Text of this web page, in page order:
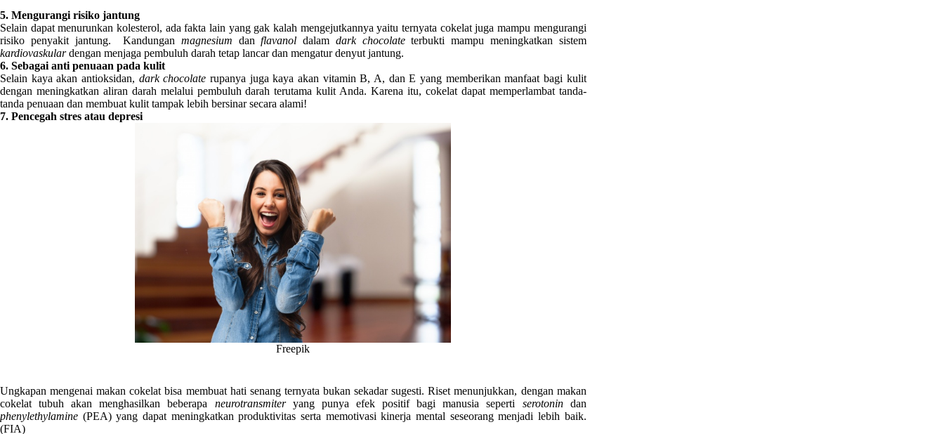
5. Mengurangi risiko jantung
Selain dapat menurunkan kolesterol, ada fakta lain yang gak kalah mengejutkannya yaitu ternyata cokelat juga mampu mengurangi
risiko penyakit jantung. Kandungan magnesium danflavanoldalam dark chocolateterbukti mampu meningkatkan sistem
kardiovaskulardengan menjaga pembuluh darah tetap lancar dan mengatur denyut jantung.
6. Sebagai anti penuaan pada kulit
Selain kaya akan antioksidan, dark chocolate rupanya juga kaya akan vitamin B, A, dan E yang memberikan manfaat bagi kulit
dengan meningkatkan aliran darah melalui pembuluh darah terutama kulit Anda. Karena itu, cokelat dapat memperlambat tanda-
tanda penuaan dan membuat kulit tampak lebih bersinar secara alami!
7. Pencegah stres atau depresi
Freepik
Ungkapan mengenai makan cokelat bisa membuat hati senang ternyata bukan sekadar sugesti. Riset menunjukkan, dengan makan
cokelat tubuh akan menghasilkan beberapa neurotransmiter yang punya efek positif bagi manusia seperti serotonin dan
phenylethylamine (PEA) yang dapat meningkatkan produktivitas serta memotivasi kinerja mental seseorang menjadi lebih baik.
(FIA)